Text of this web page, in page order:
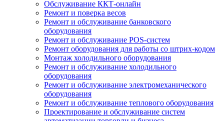
Обслуживание ККТ-онлайн
Ремонт и поверка весов
Ремонт и обслуживание банковского
оборудования
Ремонт и обслуживание POS-систем
Ремонт оборудования для работы со штрих-кодом
Монтаж холодильного оборудования
Ремонт и обслуживание холодильного
оборудования
Ремонт и обслуживание электромеханического
оборудования
Ремонт и обслуживание теплового оборудования
Проектирование и обслуживание систем